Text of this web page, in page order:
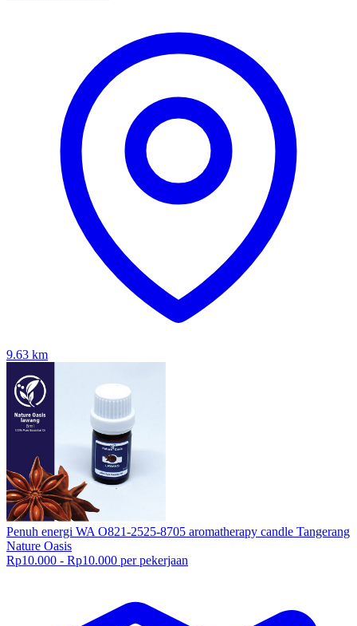
9.63 km
Penuh energi WA O821-2525-8705 aromatherapy candle Tangerang
Nature Oasis
Rp10.000 - Rp10.000 per pekerjaan